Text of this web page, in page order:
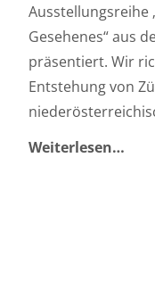
Ausstellungsreihe
Gesehenes“ aus
präsentiert. Wir
Entstehung von
Weiterlesen…